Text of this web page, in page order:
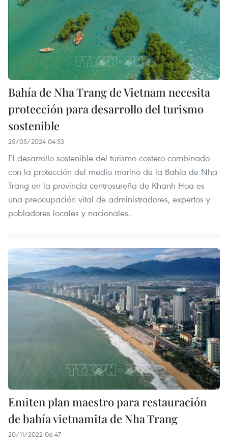
Bahía de Nha Trang de Vietnam necesita
protección para desarrollo del turismo
sostenible
25/05/2024 04:53
El desarrollo sostenible del turismo costero combinado
con la protección del medio marino de la Bahía de Nha
Trang en la provincia centrosureña de Khanh Hoa es
una preocupación vital de administradores, expertos y
pobladores locales y nacionales.
Emiten plan maestro para restauración
de bahía vietnamita de Nha Trang
20/11/2022 06:47